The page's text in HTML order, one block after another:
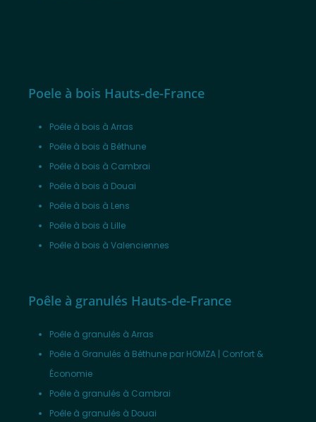
Poele à bois Hauts-de-France
Poêle à bois à Arras
Poêle à bois à Béthune
Poêle à bois à Cambrai
Poêle à bois à Douai
Poêle à bois à Lens
Poêle à bois à Lille
Poêle à bois à Valenciennes
Poêle à granulés Hauts-de-France
Poêle à granulés à Arras
Poêle à Granulés à Béthune par HOMZA | Confort &
Économie
Poêle à granulés à Cambrai
Poêle à granulés à Douai